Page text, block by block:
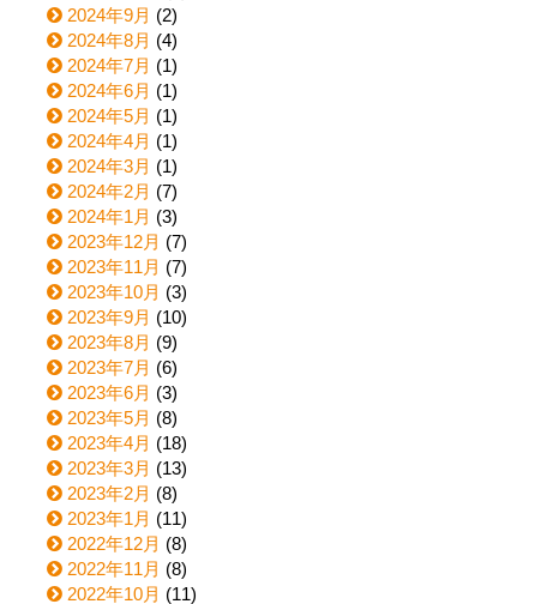
2024年9月 (2)
2024年8月 (4)
2024年7月 (1)
2024年6月 (1)
2024年5月 (1)
2024年4月 (1)
2024年3月 (1)
2024年2月 (7)
2024年1月 (3)
2023年12月 (7)
2023年11月 (7)
2023年10月 (3)
2023年9月 (10)
2023年8月 (9)
2023年7月 (6)
2023年6月 (3)
2023年5月 (8)
2023年4月 (18)
2023年3月 (13)
2023年2月 (8)
2023年1月 (11)
2022年12月 (8)
2022年11月 (8)
2022年10月 (11)